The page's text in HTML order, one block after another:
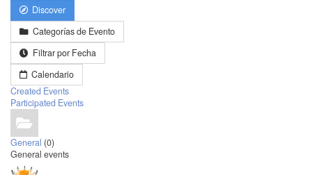
Discover
Categorías de Evento
Filtrar por Fecha
Calendario
Created Events
Participated Events
General (0)
General events